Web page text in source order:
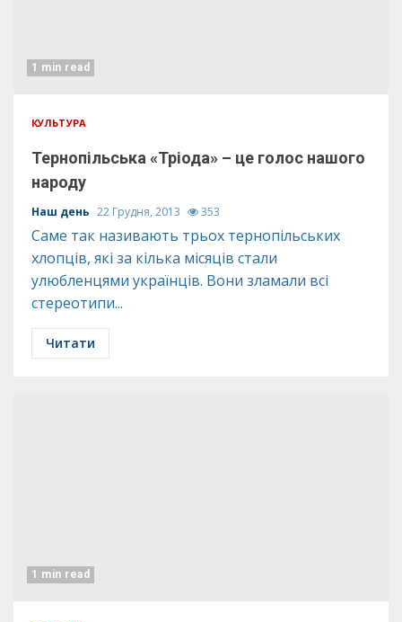
1 min read
КУЛЬТУРА
Тернопільська «Тріода» – це голос нашого
народу
Наш день 22 Грудня, 2013 353
Саме так називають трьох тернопільських
хлопців, які за кілька місяців стали
улюбленцями українців. Вони зламали всі
стереотипи...
Читати
1 min read